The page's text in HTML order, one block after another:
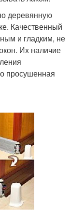
деревянную
Качественный
и гладким, не
Их наличие
просушенная